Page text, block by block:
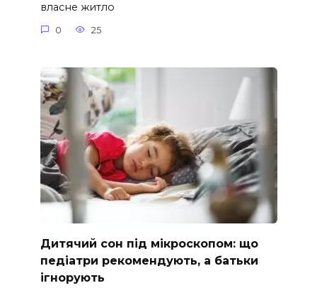
власне житло
0 25
Дитячий сон під мікроскопом: що
педіатри рекомендують, а батьки
ігнорують